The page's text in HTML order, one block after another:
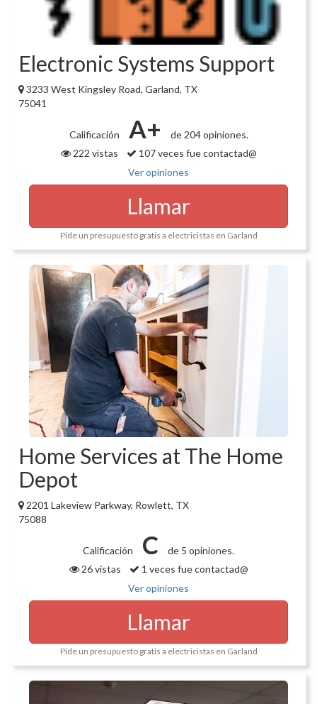
Electronic Systems Support
3233 West Kingsley Road, Garland, TX
75041
Calificación A+
de 204 opiniones.
222 vistas
107 veces fue contactad@
Ver opiniones
Llamar
Pide un presupuesto gratis a electricistas en Garland
Home Services at The Home
Depot
2201 Lakeview Parkway, Rowlett, TX
75088
Calificación C
de 5 opiniones.
26 vistas
1 veces fue contactad@
Ver opiniones
Llamar
Pide un presupuesto gratis a electricistas en Garland